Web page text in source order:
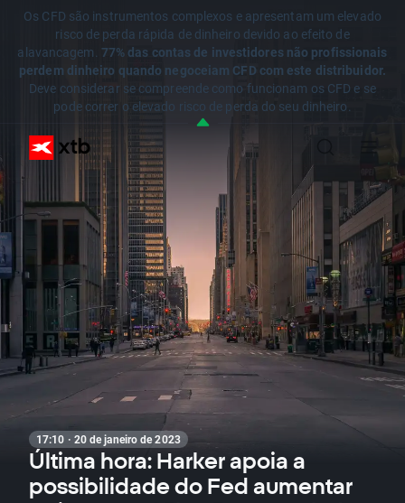
Os CFD são instrumentos complexos e apresentam um elevado
risco de perda rápida de dinheiro devido ao efeito de
alavancagem. 77% das contas de investidores não profissionais
perdem dinheiro quando negoceiam CFD com este distribuidor.
Deve considerar se compreende como funcionam os CFD e se
pode correr o elevado risco de perda do seu dinheiro.
17:10 · 20 de janeiro de 2023
Última hora: Harker apoia a
possibilidade do Fed aumentar